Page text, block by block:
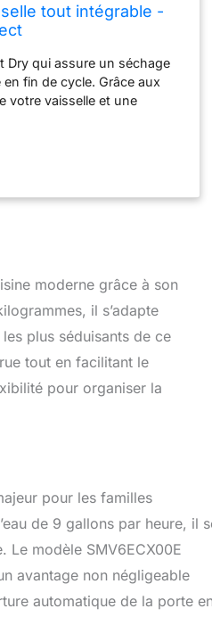
tout intégrable -
Dry qui assure un séchage
fin de cycle. Grâce aux
votre vaisselle et une
de bruit de 42 dB Le lave-
silencieux, performant
moderne grâce à son
il s’adapte
plus séduisants de ce
tout en facilitant le
pour organiser la
pour les familles
de 9 gallons par heure, il
Le modèle SMV6ECX00E
avantage non négligeable
automatique de la porte